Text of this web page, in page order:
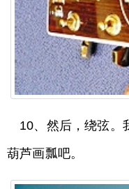
10、然后，绕弦。
葫芦画瓢吧。